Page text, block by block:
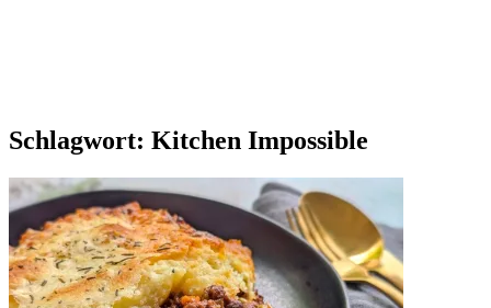
Schlagwort: Kitchen Impossible